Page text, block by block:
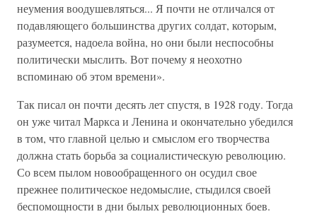
неумения воодушевляться... Я почти не отличался от
подавляющего большинства других солдат, которым,
разумеется, надоела война, но они были неспособны
политически мыслить. Вот почему я неохотно
вспоминаю об этом времени».
Так писал он почти десять лет спустя, в 1928 году. Тогда
он уже читал Маркса и Ленина и окончательно убедился
в том, что главной целью и смыслом его творчества
должна стать борьба за социалистическую революцию.
Со всем пылом новообращенного он осудил свое
прежнее политическое недомыслие, стыдился своей
беспомощности в дни былых революционных боев.